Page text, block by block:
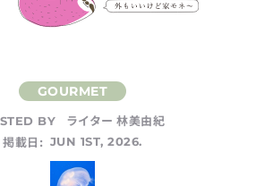
BY
ライター 林美由紀
掲載日: JUN 1ST, 2026.